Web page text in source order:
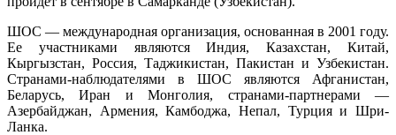
ШОС — международная организация, основанная в 2001 году.
Ее участниками являются Индия, Казахстан, Китай,
Кыргызстан, Россия, Таджикистан, Пакистан и Узбекистан.
Странами-наблюдателями в ШОС являются Афганистан,
Беларусь, Иран и Монголия, странами-партнерами —
Азербайджан, Армения, Камбоджа, Непал, Турция и Шри-
Ланка.